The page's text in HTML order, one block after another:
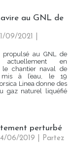
au GNL de
09/2021
propulsé au GNL de
actuellement en
le chantier naval de
à l’eau, le 19
Linea donne des
gaz naturel liquéfié
perturbé
06/2019
Partez